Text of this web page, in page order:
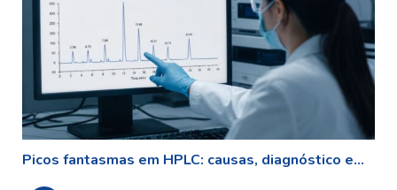
Picos fantasmas em HPLC: causas, diagnóstico e...